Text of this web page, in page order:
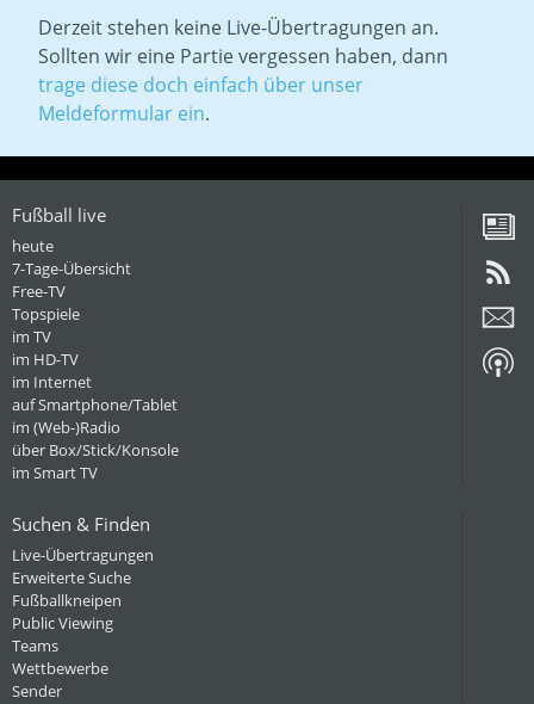
Derzeit stehen keine Live-Übertragungen an.
Sollten wir eine Partie vergessen haben, dann
trage diese doch einfach über unser
Meldeformular ein.
Fußball live
heute
7-Tage-Übersicht
Free-TV
Topspiele
im TV
im HD-TV
im Internet
auf Smartphone/Tablet
im (Web-)Radio
über Box/Stick/Konsole
im Smart TV
Suchen & Finden
Live-Übertragungen
Erweiterte Suche
Fußballkneipen
Public Viewing
Teams
Wettbewerbe
Sender